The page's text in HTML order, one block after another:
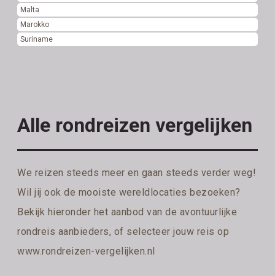
Malta
Marokko
Suriname
Alle rondreizen vergelijken
We reizen steeds meer en gaan steeds verder weg!
Wil jij ook de mooiste wereldlocaties bezoeken?
Bekijk hieronder het aanbod van de avontuurlijke
rondreis aanbieders, of selecteer jouw reis op
www.rondreizen-vergelijken.nl